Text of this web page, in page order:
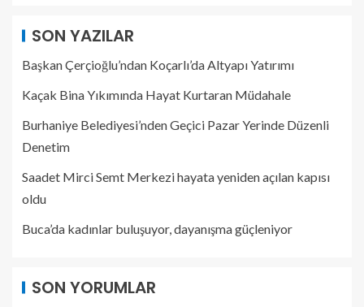
SON YAZILAR
Başkan Çerçioğlu’ndan Koçarlı’da Altyapı Yatırımı
Kaçak Bina Yıkımında Hayat Kurtaran Müdahale
Burhaniye Belediyesi’nden Geçici Pazar Yerinde Düzenli
Denetim
Saadet Mirci Semt Merkezi hayata yeniden açılan kapısı
oldu
Buca’da kadınlar buluşuyor, dayanışma güçleniyor
SON YORUMLAR